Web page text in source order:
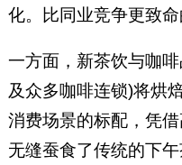
化。比同业竞争更致命
一方面，新茶饮与咖
及众多咖啡连锁)将烘
消费场景的标配，凭
无缝蚕食了传统的下午